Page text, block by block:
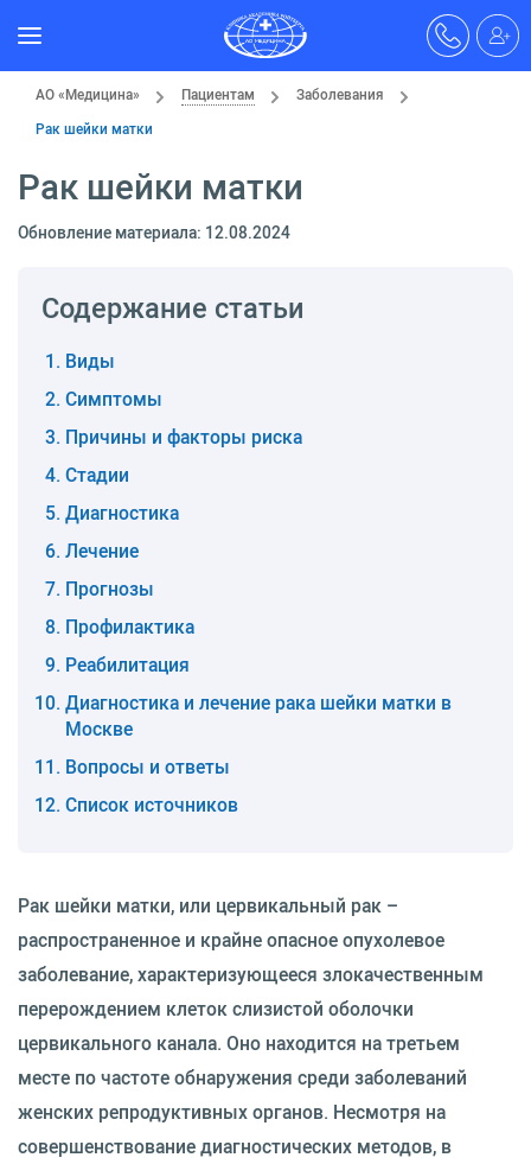
АО «Медицина» Пациентам
Заболевания
Рак шейки матки
Рак шейки матки
Обновление материала: 12.08.2024
Содержание статьи
Виды
Симптомы
Причины и факторы риска
Стадии
Диагностика
Лечение
Прогнозы
Профилактика
Реабилитация
Диагностика и лечение рака шейки матки в
Москве
Вопросы и ответы
Список источников
Рак шейки матки, или цервикальный рак –
распространенное и крайне опасное опухолевое
заболевание, характеризующееся злокачественным
перерождением клеток слизистой оболочки
цервикального канала. Оно находится на третьем
месте по частоте обнаружения среди заболеваний
женских репродуктивных органов. Несмотря на
совершенствование диагностических методов, в